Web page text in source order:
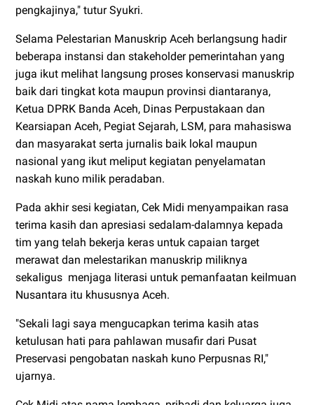
pengkajinya," tutur Syukri.
Selama Pelestarian Manuskrip Aceh berlangsung hadir
beberapa instansi dan stakeholder pemerintahan yang
juga ikut melihat langsung proses konservasi manuskrip
baik dari tingkat kota maupun provinsi diantaranya,
Ketua DPRK Banda Aceh, Dinas Perpustakaan dan
Kearsiapan Aceh, Pegiat Sejarah, LSM, para mahasiswa
dan masyarakat serta jurnalis baik lokal maupun
nasional yang ikut meliput kegiatan penyelamatan
naskah kuno milik peradaban.
Pada akhir sesi kegiatan, Cek Midi menyampaikan rasa
terima kasih dan apresiasi sedalam-dalamnya kepada
tim yang telah bekerja keras untuk capaian target
merawat dan melestarikan manuskrip miliknya
sekaligus menjaga literasi untuk pemanfaatan keilmuan
Nusantara itu khususnya Aceh.
"Sekali lagi saya mengucapkan terima kasih atas
ketulusan hati para pahlawan musafir dari Pusat
Preservasi pengobatan naskah kuno Perpusnas RI,"
ujarnya.